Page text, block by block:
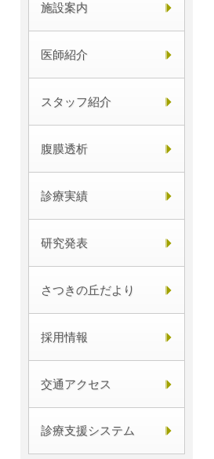
施設案内
医師紹介
スタッフ紹介
腹膜透析
診療実績
研究発表
さつきの丘だより
採用情報
交通アクセス
診療支援システム